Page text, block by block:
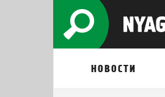
НОВОСТИ